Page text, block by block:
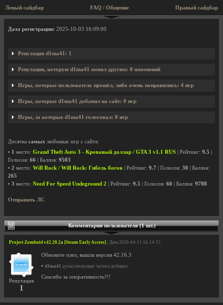
Левый сайдбар Правый сайдбар
FAQ / Общение
Профиль пользователя d1ma41
Дата регистрации: 2025-10-03 16:09:00
Репутация d1ma41: 1
Репутация, которую d1ma41 менял другим: 0 изменений
Игры, которые пользователь прошёл, либо очень понравились: 4 игр
Игры, которые d1ma41 добавил на сайт: 0 игр
Игры, за которые d1ma41 голосовал: 0 игр
Десятка самых любимых игр с сайта:
• 1 место: Grand Theft Auto 3 - Кровавый доллар / GTA 3 v1.1 RUS | Рейтинг: 9.5
Голосов: 66 | Баллов: 9503
• 2 место: Will Rock / Will Rock: Гибель богов | Рейтинг: 9.7 | Голосов: 30 | Баллов:
265
• 3 место: Need For Speed Undeground 2 | Рейтинг: 9.5 | Голосов: 60 | Баллов: 9788
Отправить ЛС
Комментарии пользователя (1 шт.)
Project Zomboid v42.20.2a [Steam Early Access] | Дата 2026-04-11 16:14:15
Репутация
1
Обновите плиз, вышла версия 42.16.3
• d1ma41 думал несколько часов и добавил:
Спасибо за оперативность!!!